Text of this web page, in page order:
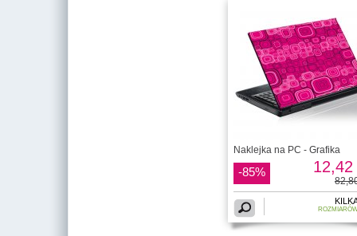
Naklejka na PC - Grafika
-85% 12,42